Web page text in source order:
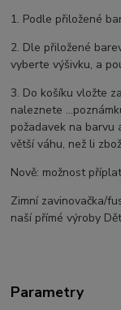
1. Podle přiložené
2. Dle přiložené
vyberte výšivku, a
3. Do košíku vložte
naleznete
požadavek na barvu
větší váhu, než li
Nově: možnost
Zimní zavinovačka/
naší přímé výroby
Parametry